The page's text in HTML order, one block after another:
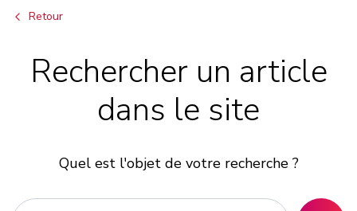
Retour
Rechercher un article
dans le site
Quel est l'objet de votre recherche ?